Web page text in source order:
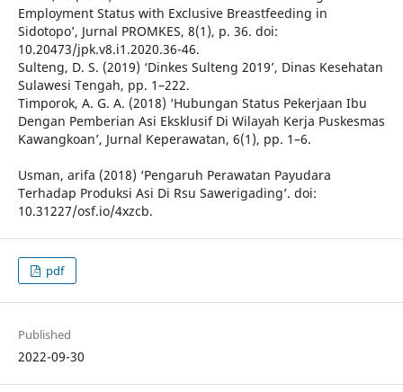
Employment Status with Exclusive Breastfeeding in
Sidotopo’, Jurnal PROMKES, 8(1), p. 36. doi:
10.20473/jpk.v8.i1.2020.36-46.
Sulteng, D. S. (2019) ‘Dinkes Sulteng 2019’, Dinas Kesehatan
Sulawesi Tengah, pp. 1–222.
Timporok, A. G. A. (2018) ‘Hubungan Status Pekerjaan Ibu
Dengan Pemberian Asi Eksklusif Di Wilayah Kerja Puskesmas
Kawangkoan’, Jurnal Keperawatan, 6(1), pp. 1–6.
Usman, arifa (2018) ‘Pengaruh Perawatan Payudara
Terhadap Produksi Asi Di Rsu Sawerigading’. doi:
10.31227/osf.io/4xzcb.
pdf
Published
2022-09-30